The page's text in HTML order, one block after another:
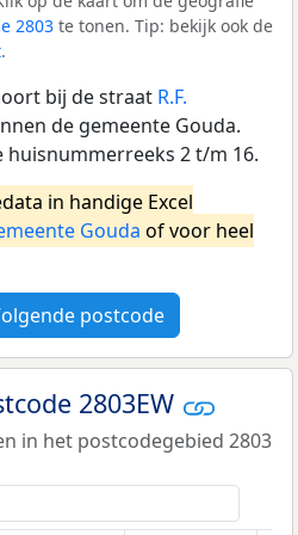
2803 te tonen. Tip: bekijk ook de
.
bij de straat R.F.
de gemeente Gouda.
huisnummerreeks 2 t/m 16.
in handige Excel
Gouda of voor heel
postcode
2803EW
in het postcodegebied 2803